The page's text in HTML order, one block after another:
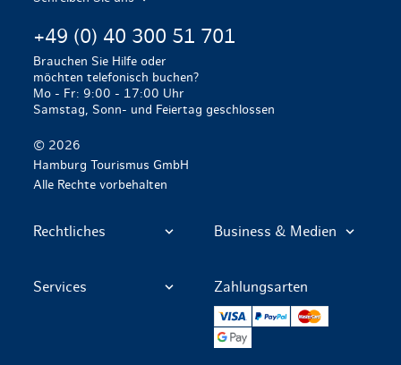
+49 (0) 40 300 51 701
Brauchen Sie Hilfe oder
möchten telefonisch buchen?
Mo - Fr: 9:00 - 17:00 Uhr
Samstag, Sonn- und Feiertag geschlossen
© 2026
Hamburg Tourismus GmbH
Alle Rechte vorbehalten
Rechtliches Business & Medien
Services Zahlungsarten
VISA PayPal